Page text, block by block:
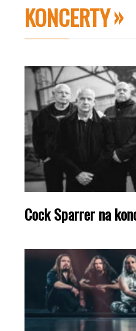
KONCERTY
Cock Sparrer na